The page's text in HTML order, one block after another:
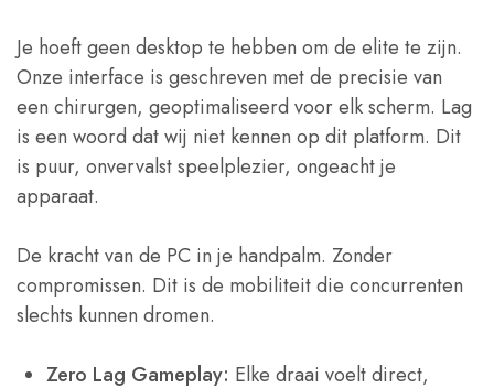
Je hoeft geen desktop te hebben om de elite te zijn.
Onze interface is geschreven met de precisie van
een chirurgen, geoptimaliseerd voor elk scherm. Lag
is een woord dat wij niet kennen op dit platform. Dit
is puur, onvervalst speelplezier, ongeacht je
apparaat.
De kracht van de PC in je handpalm. Zonder
compromissen. Dit is de mobiliteit die concurrenten
slechts kunnen dromen.
Zero Lag Gameplay: Elke draai voelt direct,